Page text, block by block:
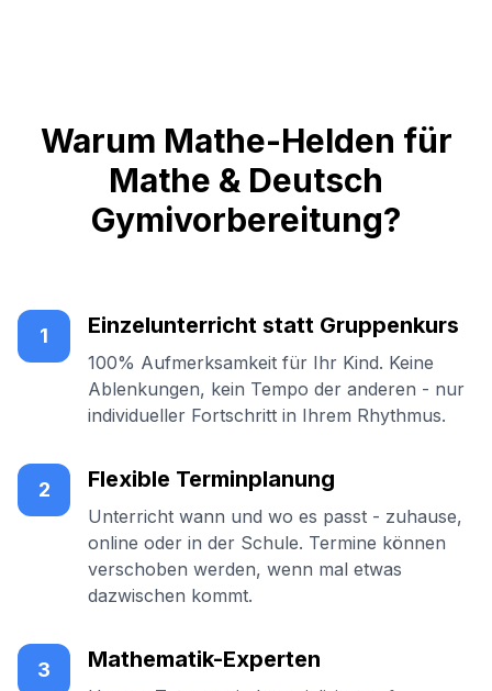
Warum Mathe-Helden für
Mathe & Deutsch
Gymivorbereitung?
1 Einzelunterricht statt Gruppenkurs
100% Aufmerksamkeit für Ihr Kind. Keine
Ablenkungen, kein Tempo der anderen - nur
individueller Fortschritt in Ihrem Rhythmus.
2 Flexible Terminplanung
Unterricht wann und wo es passt - zuhause,
online oder in der Schule. Termine können
verschoben werden, wenn mal etwas
dazwischen kommt.
3 Mathematik-Experten